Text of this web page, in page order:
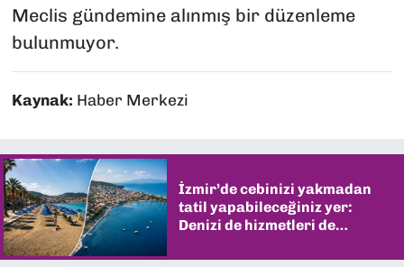
Meclis gündemine alınmış bir düzenleme
bulunmuyor.
Kaynak: Haber Merkezi
İzmir’de cebinizi yakmadan
tatil yapabileceğiniz yer:
Denizi de hizmetleri de